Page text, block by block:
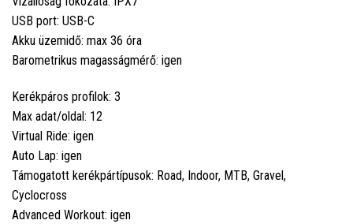
USB port: USB-C
Akku üzemidő: max 36 óra
Barometrikus magasságmérő: igen
Kerékpáros profilok: 3
Max adat/oldal: 12
Virtual Ride: igen
Auto Lap: igen
Támogatott kerékpártípusok: Road, Indoor, MTB, Gravel,
Cyclocross
Advanced Workout: igen